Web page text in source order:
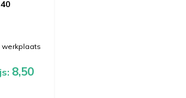
werkplaats
8,50